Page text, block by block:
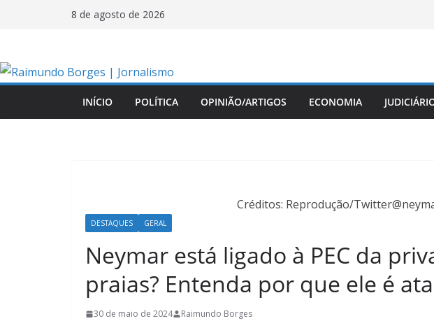
conteúdo
8 de agosto de 2026
INÍCIO POLÍTICA OPINIÃO/ARTIGOS ECONOMIA
Créditos: Reprodução/
DESTAQUES GERAL
Neymar está ligado à PEC da
praias? Entenda por que ele é
30 de maio de 2024 Raimundo Borges